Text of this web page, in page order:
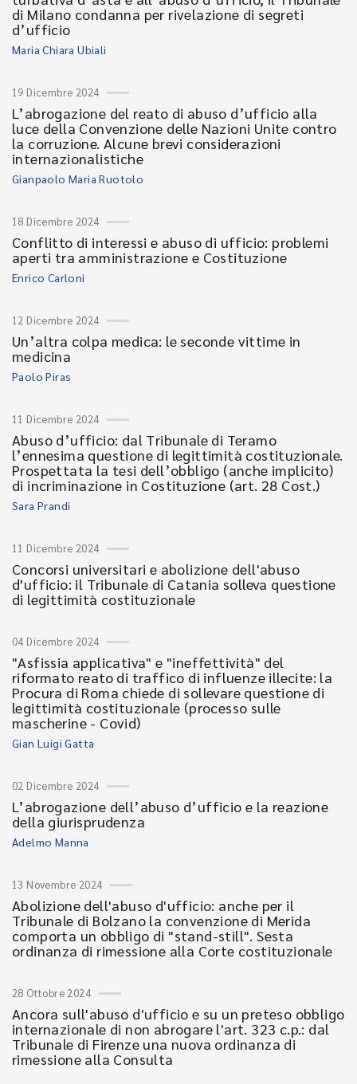
di Milano condanna per rivelazione di segreti
d’ufficio
Maria Chiara Ubiali
19 Dicembre 2024
L’abrogazione del reato di abuso d’ufficio alla
luce della Convenzione delle Nazioni Unite contro
la corruzione. Alcune brevi considerazioni
internazionalistiche
Gianpaolo Maria Ruotolo
18 Dicembre 2024
Conflitto di interessi e abuso di ufficio: problemi
aperti tra amministrazione e Costituzione
Enrico Carloni
12 Dicembre 2024
Un’altra colpa medica: le seconde vittime in
medicina
Paolo Piras
11 Dicembre 2024
Abuso d’ufficio: dal Tribunale di Teramo
l’ennesima questione di legittimità costituzionale.
Prospettata la tesi dell’obbligo (anche implicito)
di incriminazione in Costituzione (art. 28 Cost.)
Sara Prandi
11 Dicembre 2024
Concorsi universitari e abolizione dell'abuso
d'ufficio: il Tribunale di Catania solleva questione
di legittimità costituzionale
04 Dicembre 2024
"Asfissia applicativa" e "ineffettività" del
riformato reato di traffico di influenze illecite: la
Procura di Roma chiede di sollevare questione di
legittimità costituzionale (processo sulle
mascherine - Covid)
Gian Luigi Gatta
02 Dicembre 2024
L’abrogazione dell’abuso d’ufficio e la reazione
della giurisprudenza
Adelmo Manna
13 Novembre 2024
Abolizione dell'abuso d'ufficio: anche per il
Tribunale di Bolzano la convenzione di Merida
comporta un obbligo di "stand-still". Sesta
ordinanza di rimessione alla Corte costituzionale
28 Ottobre 2024
Ancora sull'abuso d'ufficio e su un preteso obbligo
internazionale di non abrogare l'art. 323 c.p.: dal
Tribunale di Firenze una nuova ordinanza di
rimessione alla Consulta